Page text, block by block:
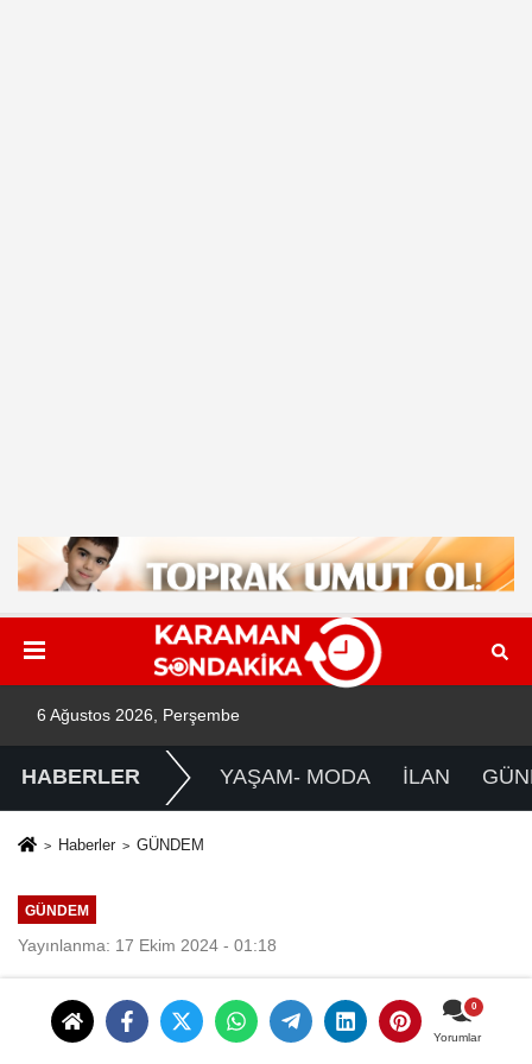
6 Ağustos 2026, Perşembe
HABERLER YAŞAM- MODA İLAN
Haberler GÜNDEM
GÜNDEM
Yayınlanma: 17 Ekim 2024 - 01:18
Totem ve Pilon Tabela Modelleri
Yorumlar